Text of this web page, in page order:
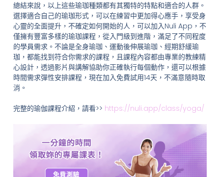
總結來說，以上這些瑜珈種類都有其獨特的特點和適合的人群。
選擇適合自己的瑜珈形式，可以在練習中更加得心應手，享受身
心靈的全面提升，不確定如何開始的人，可以加入Nuli App，不
僅擁有豐富多樣的瑜珈課程，從入門級到進階，滿足了不同程度
的學員需求。不論是全身瑜珈、運動後伸展瑜珈、經期舒緩瑜
珈，都能找到符合你需求的課程，且課程內容都由專業的教練精
心設計，透過影片與講解協助你正確執行每個動作，還可以根據
時間需求彈性安排課程，現在加入免費試用14天，不滿意隨時取
消。
完整的瑜伽課程介紹，請看>> https://nuli.app/class/yoga/